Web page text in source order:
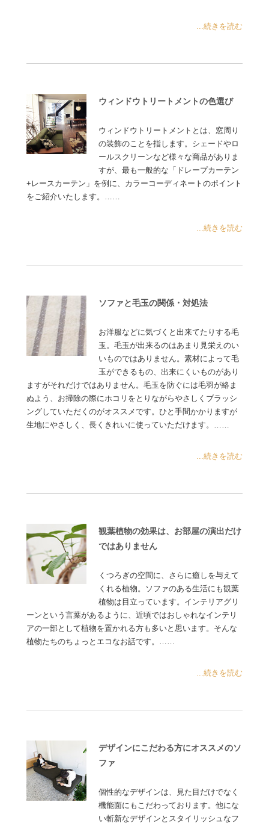
...続きを読む
ウィンドウトリートメントの色選び
ウィンドウトリートメントとは、窓周り
の装飾のことを指します。シェードやロ
ールスクリーンなど様々な商品がありま
すが、最も一般的な「ドレープカーテン
+レースカーテン」を例に、カラーコーディネートのポイント
をご紹介いたします。……
...続きを読む
ソファと毛玉の関係・対処法
お洋服などに気づくと出来てたりする毛
玉。毛玉が出来るのはあまり見栄えのい
いものではありません。素材によって毛
玉ができるもの、出来にくいものがあり
ますがそれだけではありません。毛玉を防ぐには毛羽が絡ま
ぬよう、お掃除の際にホコリをとりながらやさしくブラッシ
ングしていただくのがオススメです。ひと手間かかりますが
生地にやさしく、長くきれいに使っていただけます。……
...続きを読む
観葉植物の効果は、お部屋の演出だけ
ではありません
くつろぎの空間に、さらに癒しを与えて
くれる植物。ソファのある生活にも観葉
植物は目立っています。インテリアグリ
ーンという言葉があるように、近頃ではおしゃれなインテリ
アの一部として植物を置かれる方も多いと思います。そんな
植物たちのちょっとエコなお話です。……
...続きを読む
デザインにこだわる方にオススメのソ
ファ
個性的なデザインは、見た目だけでなく
機能面にもこだわっております。他にな
い斬新なデザインとスタイリッシュなフ